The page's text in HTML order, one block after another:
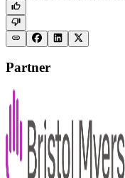
Partner